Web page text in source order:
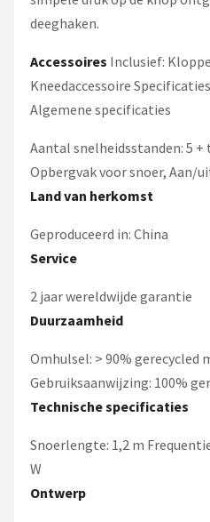
deeghaken.
Accessoires Inclusief:
Kneedaccessoire Specificaties
Algemene specificaties
Aantal snelheidsstanden: 5
Opbergvak voor snoer, Aan/
Land van herkomst
Geproduceerd in: China
Service
2 jaar wereldwijde garantie
Duurzaamheid
Omhulsel: > 90% gerecycled
Gebruiksaanwijzing: 100%
Technische specificaties
Snoerlengte: 1,2 m
W
Ontwerp